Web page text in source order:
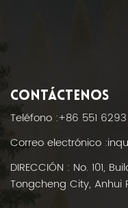
CONTÁCTENOS
Teléfono :+86 551
Correo electrónico :
DIRECCIÓN : No. 101,
Tongcheng City, Anhui